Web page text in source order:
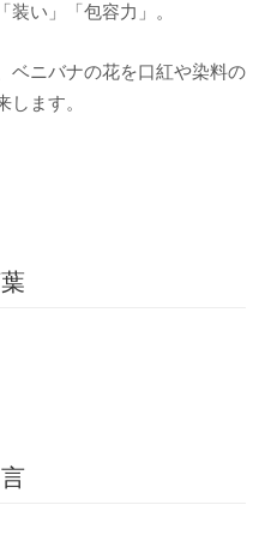
装い」「包容力」。
ベニバナの花を口紅や染料の
ます。